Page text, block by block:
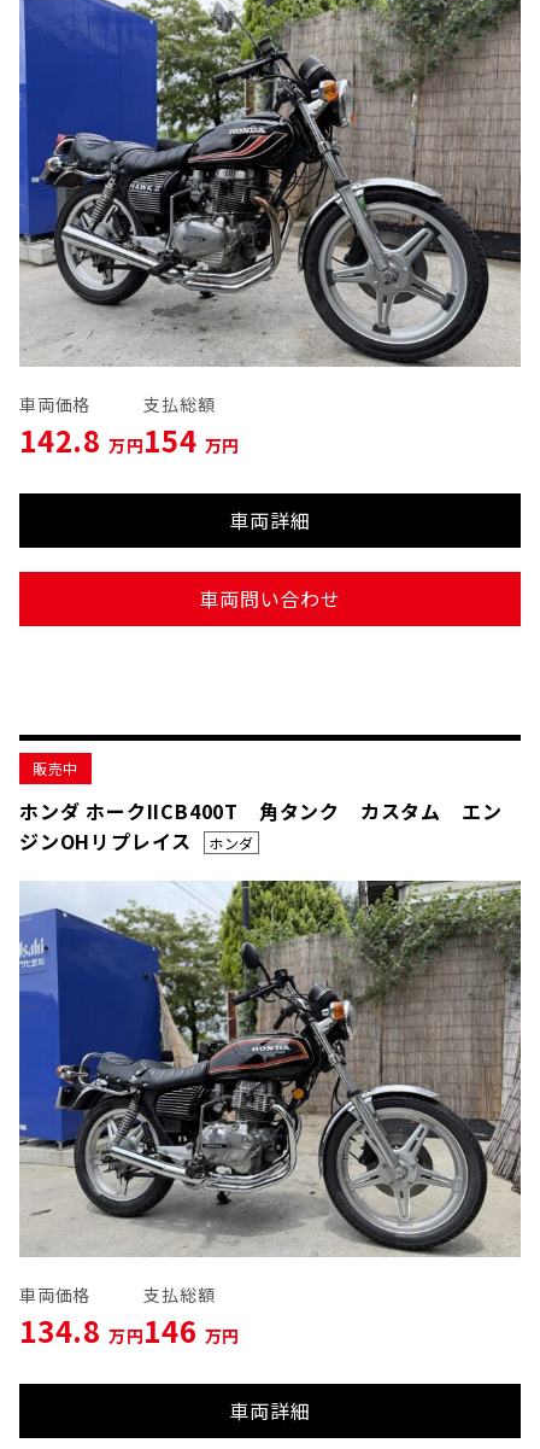
車両価格
142.8 万円
支払総額
154 万円
車両詳細
車両問い合わせ
販売中
ホンダ ホークIICB400T 角タンク カスタム エン
ジンOHリプレイス
ホンダ
車両価格
134.8 万円
支払総額
146 万円
車両詳細